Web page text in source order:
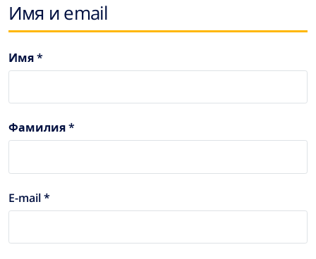
Имя и email
Имя *
Фамилия *
E-mail *